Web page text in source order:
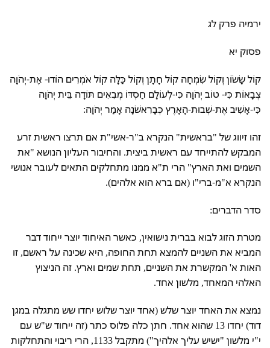
ירמיה פרק לג
פסוק יא
קוֹל שָׂשׂוֹן וְקוֹל שִׂמְחָה קוֹל חָתָן וְקוֹל כַּלָּה קוֹל אֹמְרִים הוֹדוּ- אֶת-יְהֹוָה
צְבָאוֹת כִּי- טוֹב יְהֹוָה כִּי-לְעוֹלָם חַסְדּוֹ מְבִאִים תּוֹדָה בֵּית יְהֹוָה
כִּי-אָשִׁיב אֶת-שְׁבוּת-הָאָרֶץ כְּבָרִאשֹׁנָה אָמַר יְהֹוָה:
זהו זיווג של "בראשית" הנקרא ב"ר-אשי"ת אם תרצו ראשית זרע
המבקש להתייחד עם ראשית ביצית. והחיבור העליון הנושא "את
השמים ואת הארץ" הרי ת"א ממנו מתחלקים התאים לעובר אנושי
הנקרא א"מ-ברי"ו (אם ברא הוא אלהים).
סדר הדברים:
מטרת הזוג לבוא בברית נישואין, כאשר האיחוד יוצר ייחוד דבר
המביא את השניים להמצא תחת החופה, היא שכינה על ראשם, זו
האות א' המקשרת את השניים, תחת שמים וארץ. זה הניצוץ
האלהי המאחד, מלשון אחד.
נמצא את האחד יוצר שלש (אחד יוצר שלוש יחדו שש מתגלה במגן
דוד) יחדו 13 שהוא אחד. חתן כלה פלוס כתר (זה ייחוד ש"ש עם
י"י מלשון "ישיש עליך אלהיך") מתקבל 1133, הרי ריבוי והתחלקות